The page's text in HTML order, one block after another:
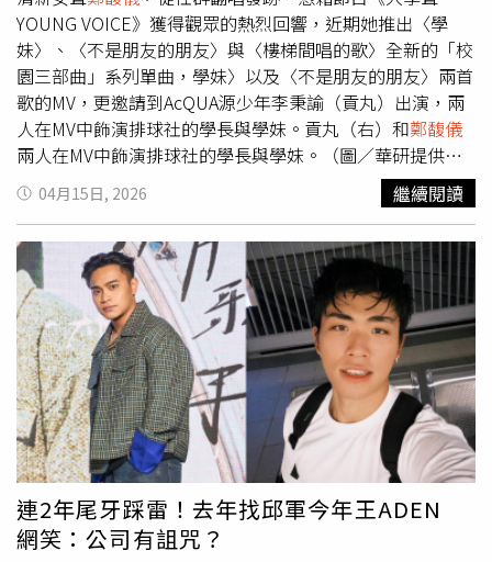
YOUNG VOICE》獲得觀眾的熱烈回響，近期她推出〈學
妹〉、〈不是朋友的朋友〉與〈樓梯間唱的歌〉全新的「校
園三部曲」系列單曲，學妹〉以及〈不是朋友的朋友〉兩首
歌的MV，更邀請到AcQUA源少年李秉諭（貢丸）出演，兩
人在MV中飾演排球社的學長與學妹。貢丸（右）和鄭馥儀
兩人在MV中飾演排球社的學長與學妹。（圖／華研提供）
已離開高中校園生活的兩人，這次為了拍攝MV再度穿上學
生制服，貢丸表示：「穿上制服的那一刻，讓我瞬間聯想到
高中時期的自己，甚至讓我有一種想再回去當一次高中生的
衝動。」鄭馥儀則表示除了懷念的感覺之外，還多了一點新
奇感，「我高中讀的是女校，這次拍MV也算讓我體驗到了
一次『有學長』的高中生活」，她開心地說：「有種現實被
套上濾鏡的感覺，真的變成了浪漫的故事。」鄭馥儀也透露
和貢丸原先並不認識，第一次見面就是在MV拍攝現場，對
貢丸的第一印象是「他的臉超級小」，並分享本來自己很緊
張，怕演不好會害大家一直NG，但因為貢丸的親切，讓她
慢慢放鬆下來。
04月15日, 2026 繼續閱讀
連2年尾牙踩雷！去年找邱軍今年王ADEN
網笑：公司有詛咒？